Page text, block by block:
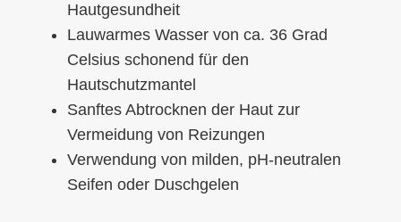
Hautgesundheit
Lauwarmes Wasser von ca. 36 Grad
Celsius schonend für den
Hautschutzmantel
Sanftes Abtrocknen der Haut zur
Vermeidung von Reizungen
Verwendung von milden, pH-neutralen
Seifen oder Duschgelen